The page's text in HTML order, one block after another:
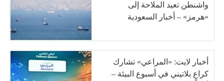
واشنطن تعيد الملاحة إلى
«هرمز» – أخبار السعودية
أخبار لايت: «المراعي» تشارك
كراعٍ بلاتيني في أسبوع البيئة –